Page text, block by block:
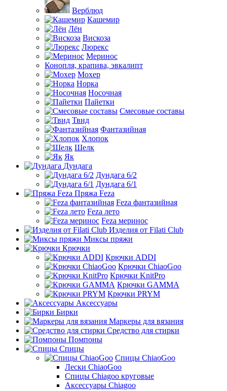
Верблюд
Кашемир
Лён
Вискоза
Люрекс
Меринос
Конопля, крапива, эвкалипт
Мохер
Норка
Носочная
Пайетки
Смесовые составы
Твид
Фантазийная
Хлопок
Шелк
Як
Дундага
Дундага 6/2
Дундага 6/1
Пряжа Feza
Feza фантазийная
Feza лето
Feza меринос
Изделия от Filati Club
Миксы пряжи
Крючки
Крючки ADDI
Крючки ChiaoGoo
Крючки KnitPro
Крючки GAMMA
Крючки PRYM
Аксессуары
Бирки
Маркеры для вязания
Средство для стирки
Помпоны
Спицы
Спицы ChiaoGoo
Лески ChiaoGoo
Cпицы Сhiagoo круговые
Аксессуары Chiagoo